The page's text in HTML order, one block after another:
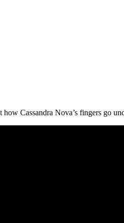
how Cassandra Nova’s fingers go